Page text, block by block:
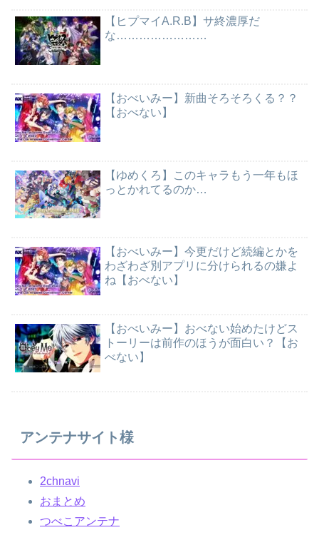
【ヒプマイA.R.B】サ終濃厚だ
な……………………
【おべいみー】新曲そろそろくる？？
【おべない】
【ゆめくろ】このキャラもう一年もほ
っとかれてるのか…
【おべいみー】今更だけど続編とかを
わざわざ別アプリに分けられるの嫌よ
ね【おべない】
【おべいみー】おべない始めたけどス
トーリーは前作のほうが面白い？【お
べない】
アンテナサイト様
2chnavi
おまとめ
つべこアンテナ